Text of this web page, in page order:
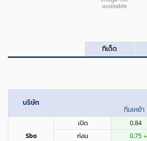
ทีเด็ด
บริษัท
ทีมเหย้า
Sbo
เปิด 0.84
ก่อน 0.75